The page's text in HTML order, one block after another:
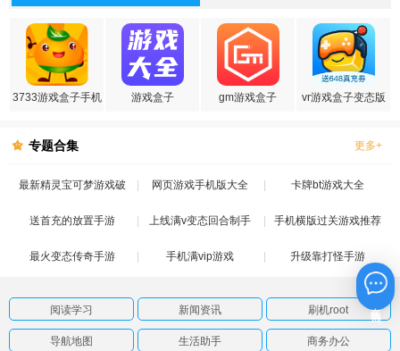
3733游戏盒子手机
游戏盒子 gm游戏盒子 vr游戏盒子变态版
专题合集 更多+
最新精灵宝可梦游戏破
解版
网页游戏手机版大全 卡牌bt游戏大全
送首充的放置手游 上线满v变态回合制手
游
手机横版过关游戏推荐
最火变态传奇手游 手机满vip游戏 升级靠打怪手游
阅读学习 新闻资讯 刷机root
导航地图 生活助手 商务办公